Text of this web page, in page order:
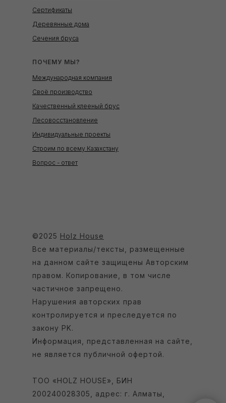
Сертификаты
Деревянные дома
Сечения бруса
ПОЧЕМУ МЫ?
Международная компания
Своё производство
Качественный клееный брус
Лесовосстановление
Индивидуальные проекты
Строим по всему Казахстану
Вопрос - ответ
©2025 Holz House
Все материалы/тексты, размещенные
на данном сайте защищены Авторским
правом. Копирование, в том числе
частичное запрещено.
Нарушения авторских прав
контролируется и преследуется по
закону РK.
Информация, представленная на сайте,
не является публичной офертой.
ТОО «HOLZ HOUSE», БИН
200240028305, адрес: г. Алматы,